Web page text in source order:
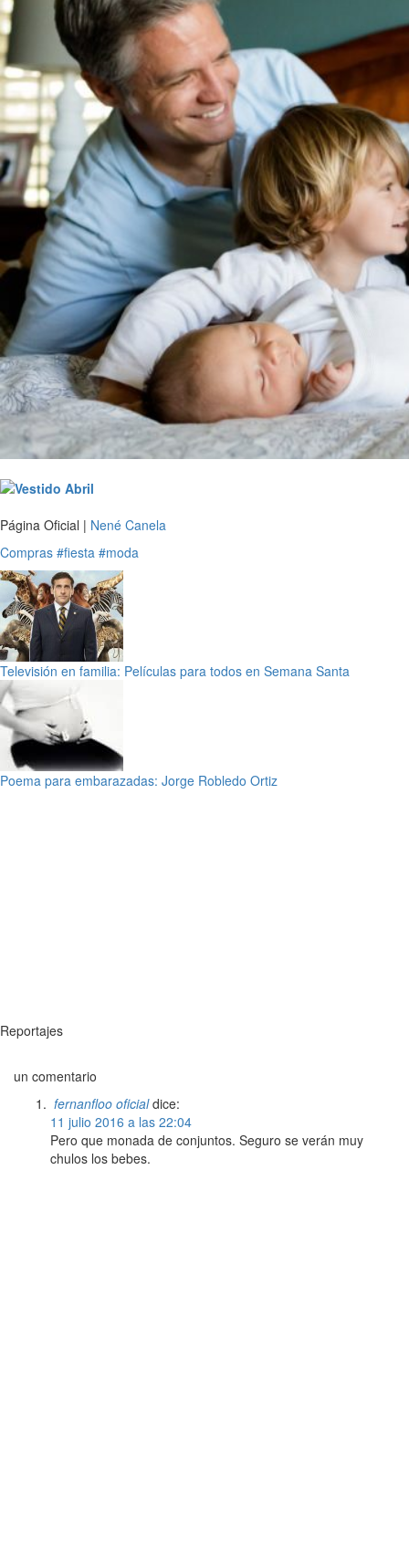
Página Oficial | Nené Canela
Compras #fiesta #moda
Televisión en familia: Películas para todos en Semana Santa
Poema para embarazadas: Jorge Robledo Ortiz
Reportajes
un comentario
fernanfloo oficial dice:
11 julio 2016 a las 22:04
Pero que monada de conjuntos. Seguro se verán muy
chulos los bebes.